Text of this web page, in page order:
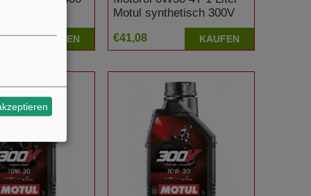
KAUFEN
Motul synthetisch 300V
Factory Line Road Racing
€41,08 KAUFEN